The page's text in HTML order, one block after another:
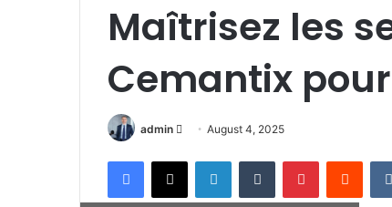
Maîtrisez les
Cemantix
admin
SendAugust 4, 2025
Facebook
X LinkedInTumblr Pinterest